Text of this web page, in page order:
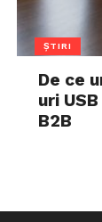
ȘTIRI
De ce
uri
B2B